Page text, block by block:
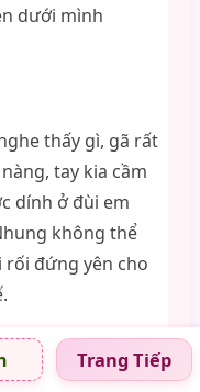
dưới mình
thấy gì, gã rất
tay kia cầm
dính ở đùi em
không thể
rối đứng yên cho
đùi nàng khiến
mở to hết cỡTrang Tiếp